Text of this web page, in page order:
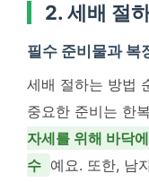
2. 세배 절
필수 준비물과 복
세배 절하는 방법
중요한 준비는 한
자세를 위해 바닥
수 예요. 또한, 남